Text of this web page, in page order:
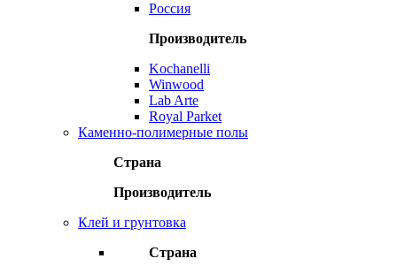
Россия
Производитель
Kochanelli
Winwood
Lab Arte
Royal Parket
Каменно-полимерные полы
Страна
Производитель
Клей и грунтовка
Страна